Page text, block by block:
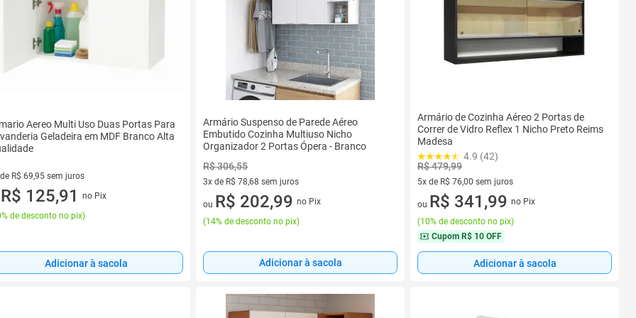
Aereo Multi Uso Duas Portas Para
Geladeira em MDF Branco Alta
R$ 69,95 sem juros
de R$ 69,95 sem juros
R$ 125,91
no Pix
de desconto no pix)
Adicionar à sacola
Armário Suspenso de Parede Aéreo
Embutido Cozinha Multiuso Nicho
Organizador 2 Portas Ópera - Branco
R$ 306,55
3x de R$ 78,68 sem juros
3 vez de R$ 78,68 sem juros
ou R$ 202,99 no Pix
(14% de desconto no pix)
Adicionar à sacola
Armário de Cozinha Aéreo 2 Portas de
Correr de Vidro Reflex 1 Nicho Preto Reims
Madesa
4.9 (42)
R$ 479,99
5x de R$ 76,00 sem juros
5 vez de R$ 76,00 sem juros
ou R$ 341,99 no Pix
(10% de desconto no pix)
Cupom R$ 10 OFF
Adicionar à sacola